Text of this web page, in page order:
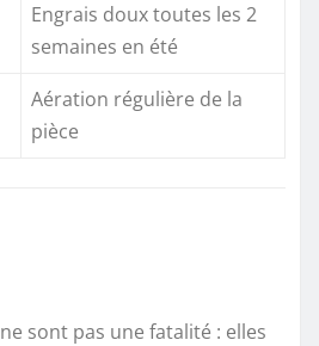
Engrais doux toutes les 2
semaines en été
Aération régulière de la
pièce
ne sont pas une fatalité : elles